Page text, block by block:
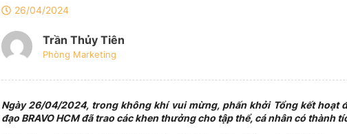
26/04/2024
Trần Thủy Tiên
Phòng Marketing
Ngày 26/04/2024, trong không khí vui mừng, phấn khởi Tổng kết hoạt
đạo BRAVO HCM đã trao các khen thưởng cho tập thể, cá nhân có thành